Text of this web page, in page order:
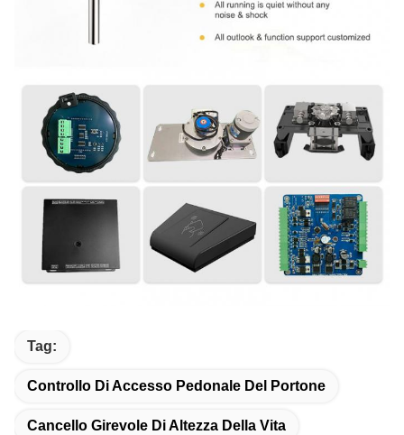
Tag:
Controllo Di Accesso Pedonale Del Portone
Cancello Girevole Di Altezza Della Vita